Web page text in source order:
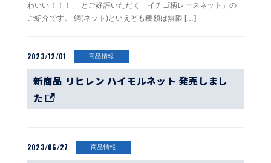
わいい！！！」 とご好評いただく「イチゴ柄レースネット」の
ご紹介です。 網(ネット)といえども種類は無限 […]
2023/12/01 商品情報
新商品 リヒレン ハイモルネット 発売しまし
た
2023/06/27 商品情報